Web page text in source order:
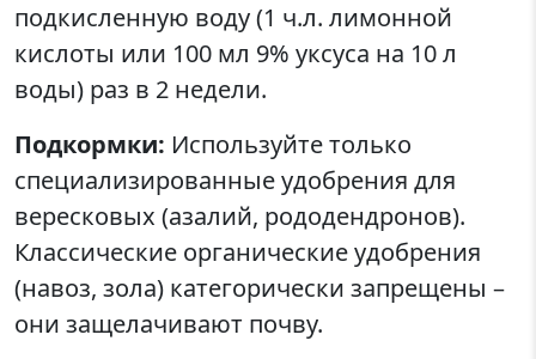
подкисленную воду (1 ч.л. лимонной
кислоты или 100 мл 9% уксуса на 10 л
воды) раз в 2 недели.
Подкормки: Используйте только
специализированные удобрения для
вересковых (азалий, рододендронов).
Классические органические удобрения
(навоз, зола) категорически запрещены –
они защелачивают почву.